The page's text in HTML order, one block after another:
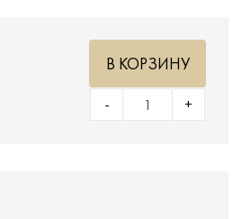
+
-
В КОРЗИНУ